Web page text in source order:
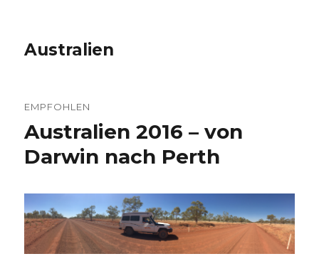
Australien
EMPFOHLEN
Australien 2016 – von
Darwin nach Perth